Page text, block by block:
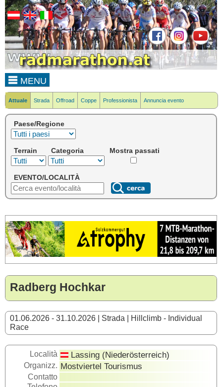
MENU
Attuale Strada Offroad Coppe Professionista Annuncia evento
Paese/Regione
Terrain Categoria Mostra passati
EVENTO/LOCALITÀ
Radberg Hochkar
01.06.2026 - 31.10.2026 | Strada | Hillclimb - Individual
Race
Località Lassing (Niederösterreich)
Organizz. Mostviertel Tourismus
Contatto